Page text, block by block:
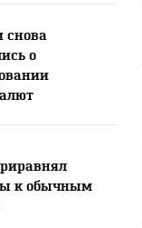
снова
о
к обычным